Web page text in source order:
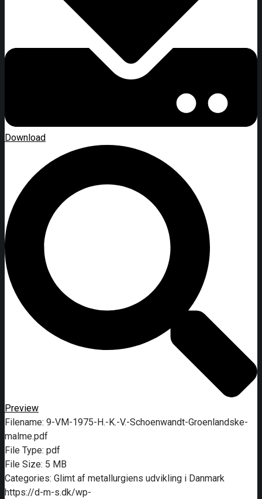
Download
Preview
Filename: 9-VM-1975-H.-K.-V.-Schoenwandt-Groenlandske-
malme.pdf
File Type: pdf
File Size: 5 MB
Categories: Glimt af metallurgiens udvikling i Danmark
https://d-m-s.dk/wp-